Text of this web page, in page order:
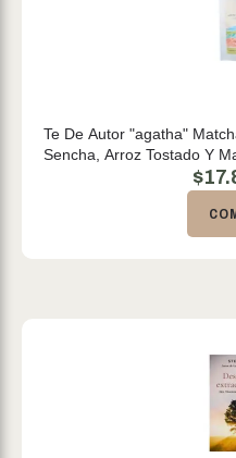
Te De Autor "agatha"
Sencha, Arroz Tostado Y
$